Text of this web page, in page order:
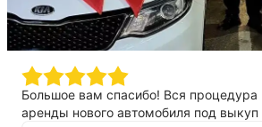
Большое вам спасибо! Вся процедура
аренды нового автомобиля под выкуп